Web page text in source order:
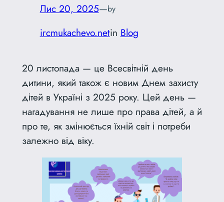
Лис 20, 2025—by
ircmukachevo.netin Blog
20 листопада — це Всесвітній день
дитини, який також є новим Днем захисту
дітей в Україні з 2025 року. Цей день —
нагадування не лише про права дітей, а й
про те, як змінюється їхній світ і потреби
залежно від віку.